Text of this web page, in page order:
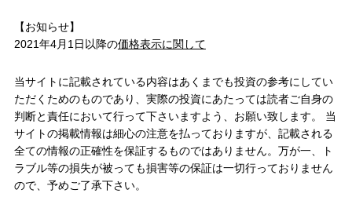
【お知らせ】
2021年4月1日以降の価格表示に関して
当サイトに記載されている内容はあくまでも投資の参考にしてい
ただくためのものであり、実際の投資にあたっては読者ご自身の
判断と責任において行って下さいますよう、お願い致します。 当
サイトの掲載情報は細心の注意を払っておりますが、記載される
全ての情報の正確性を保証するものではありません。万が一、ト
ラブル等の損失が被っても損害等の保証は一切行っておりません
ので、予めご了承下さい。